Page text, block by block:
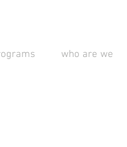
who are we